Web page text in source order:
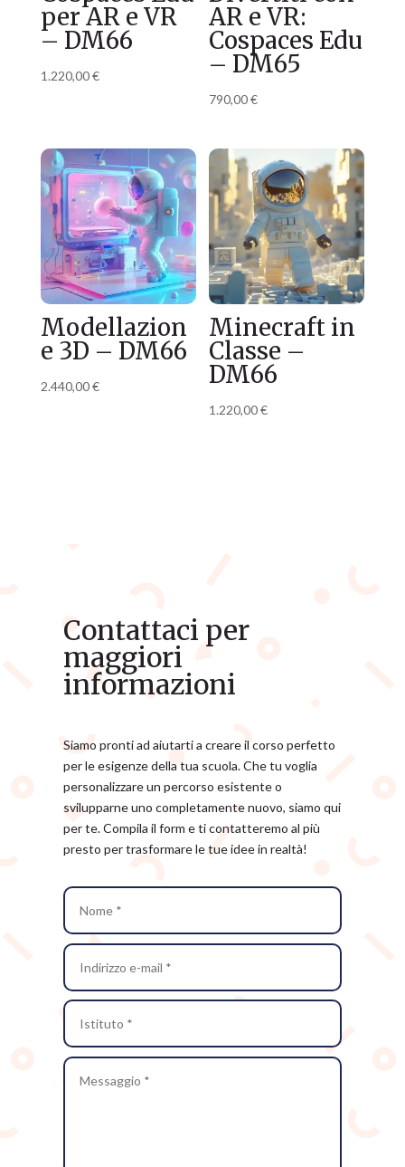
per AR e VR
– DM66
1.220,00€
AR e VR:
Cospaces Edu
– DM65
790,00€
Modellazion
e 3D – DM66
2.440,00€
Minecraft in
Classe –
DM66
1.220,00€
Contattaci per
maggiori
informazioni
Siamo pronti ad aiutarti a creare il corso perfetto
per le esigenze della tua scuola. Che tu voglia
personalizzare un percorso esistente o
svilupparne uno completamente nuovo, siamo qui
per te. Compila il form e ti contatteremo al più
presto per trasformare le tue idee in realtà!